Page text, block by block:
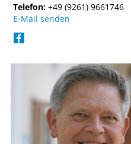
Telefon: +49 (9261) 9661746
E-Mail senden